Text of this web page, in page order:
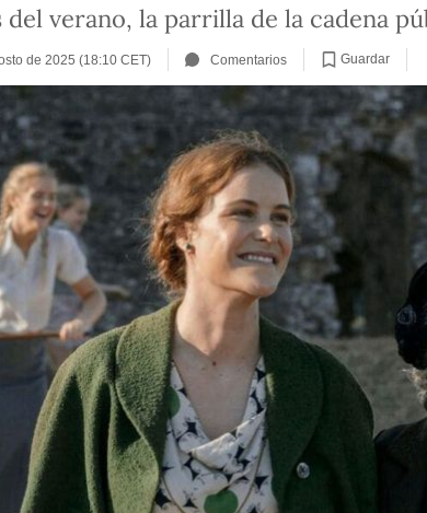
verano, la parrilla de la cadena
de 2025 (18:10 CET) Comentarios Guardar